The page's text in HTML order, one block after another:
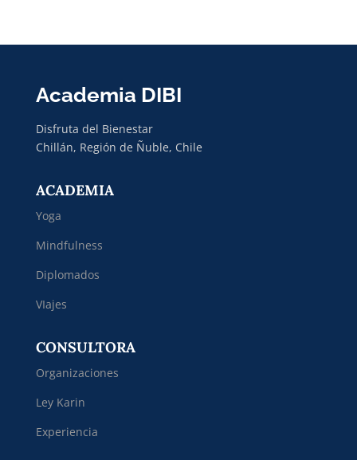
Academia DIBI
Disfruta del Bienestar
Chillán, Región de Ñuble, Chile
ACADEMIA
Yoga
Mindfulness
Diplomados
VIajes
CONSULTORA
Organizaciones
Ley Karin
Experiencia